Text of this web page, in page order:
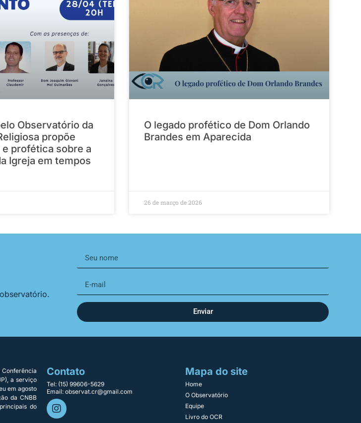
Observatório da
propõe
profética sobre a
Igreja em tempos
O legado profético de Dom Orlando
Brandes em Aparecida
26 de março de 2026
Enviar
Conferência
a serviço
em agosto
da CNBB
do
Contato
Tel: (15) 99606-5629
Email: observat.cr@gmail.com
Mapa do site
Home
O Observatório
Equipe
Livro do OCR